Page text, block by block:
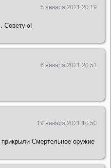
5 января 2021 20:19
Советую!
6 января 2021 20:51
19 января 2021 10:50
Смертельное оружие